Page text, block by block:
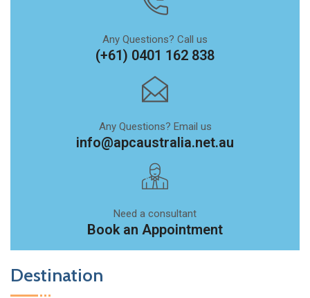
Any Questions? Call us
(+61) 0401 162 838
Any Questions? Email us
info@apcaustralia.net.au
Need a consultant
Book an Appointment
Destination